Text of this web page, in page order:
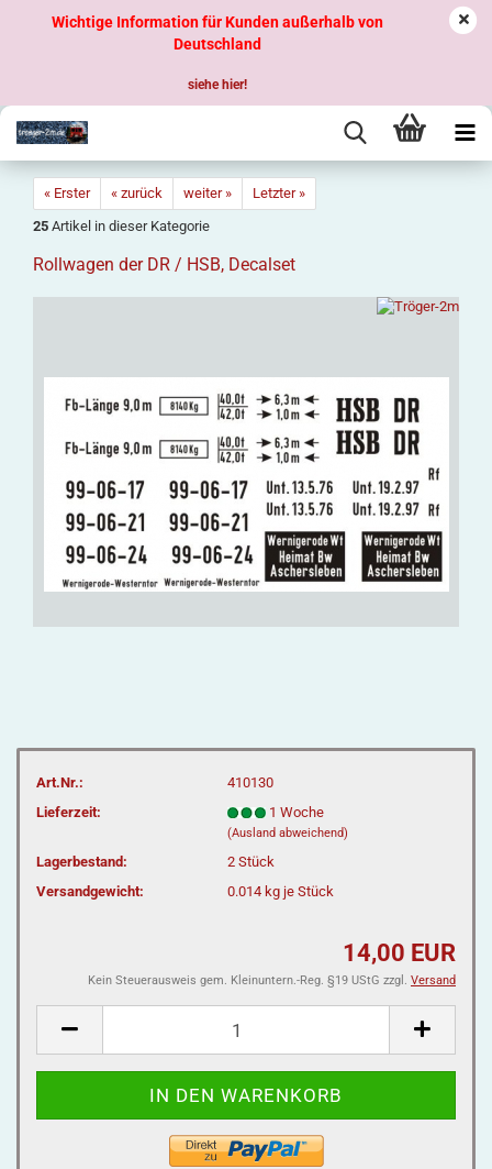
Wichtige Information für Kunden außerhalb von
Deutschland
siehe hier!
« Erster « zurück weiter »
Letzter »
25 Artikel in dieser Kategorie
Rollwagen der DR / HSB, Decalset
Art.Nr.:
410130
Lieferzeit:
1 Woche
(Ausland abweichend)
Lagerbestand: 2Stück
Versandgewicht:
0.014 kg je Stück
14,00 EUR
Kein Steuerausweis gem. Kleinuntern.-Reg. §19 UStG zzgl. Versand